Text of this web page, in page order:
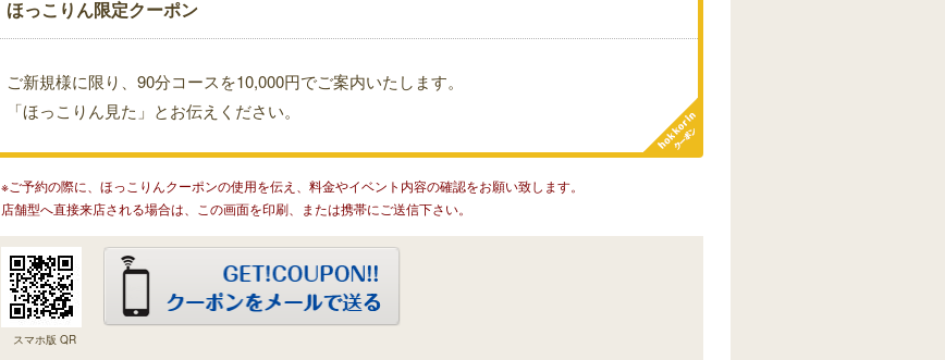
ほっこりん限定クーポン
ご新規様に限り、90分コースを10,000円でご案内いたします。
「ほっこりん見た」とお伝えください。
※ご予約の際に、ほっこりんクーポンの使用を伝え、料金やイベント内容の確認をお願い致します。
店舗型へ直接来店される場合は、この画面を印刷、または携帯にご送信下さい。
スマホ版 QR